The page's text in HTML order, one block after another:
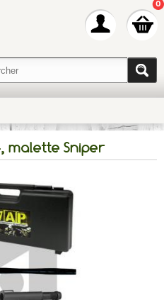
0
malette Sniper